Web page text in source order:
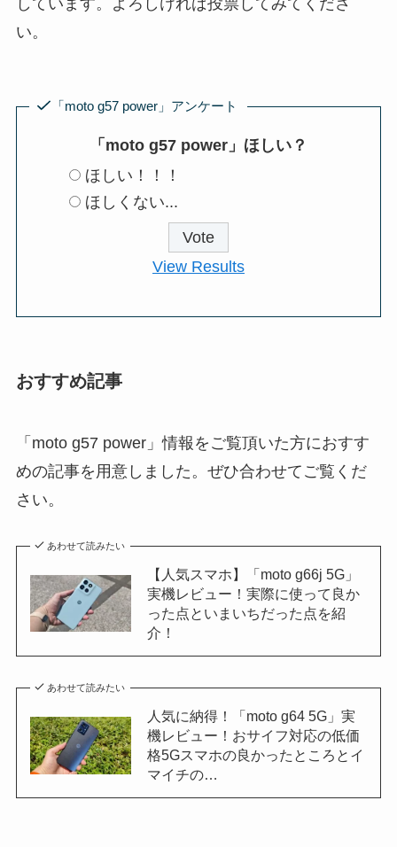
い。
「moto g57 power」アンケート
「moto g57 power」ほしい？
ほしい！！！
ほしくない...
View Results
おすすめ記事
「moto g57 power」情報をご覧頂いた方におすす
めの記事を用意しました。ぜひ合わせてご覧くだ
さい。
あわせて読みたい
【人気スマホ】「moto g66j 5G」
実機レビュー！実際に使って良か
った点といまいちだった点を紹
介！
あわせて読みたい
人気に納得！「moto g64 5G」実
機レビュー！おサイフ対応の低価
格5Gスマホの良かったところとイ
マイチの…